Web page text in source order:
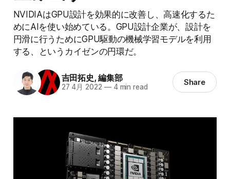
NVIDIAはGPU設計を効果的に改善し、高速化するた
めにAIを使い始めている。GPU設計企業が、設計を
円滑に行うためにGPU駆動の機械学習モデルを利用
する、というカイゼンの円環だ。
吉田拓史 ,編集部
27 4月 2022 —4 min read Share